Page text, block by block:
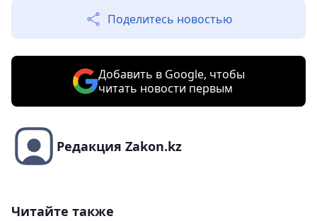
Поделитесь новостью
Добавить в Google, чтобы
читать новости первым
Редакция Zakon.kz
Читайте также